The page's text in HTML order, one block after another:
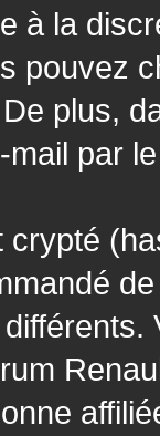
à la
pouvez
plus,
mail par